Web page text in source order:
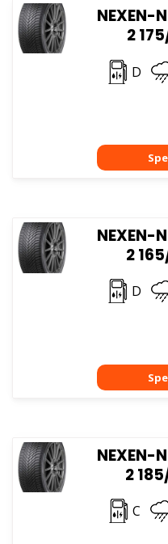
NEXEN-
2
D
NEXEN-
2
D
NEXEN-
2
C